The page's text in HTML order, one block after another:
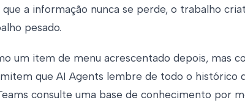
a informação nunca se perde, o trabalho
pesado.
um item de menu acrescentado depois, mas
que AI Agents lembre de todo o histórico
consulte uma base de conhecimento por